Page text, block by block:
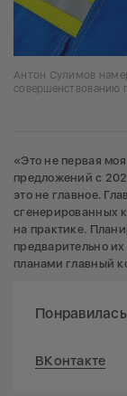
Антон Сулимов
совершенствованию
«Это не первая
предложений с
это не главное.
сгенерированных
на практике.
предварительно
планами главный
ВКонтакте